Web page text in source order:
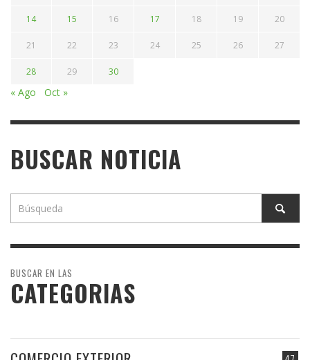
14 15 16 17 18 19 20
21 22 23 24 25 26 27
28 29 30
« Ago Oct »
BUSCAR NOTICIA
BUSCAR EN LAS
CATEGORIAS